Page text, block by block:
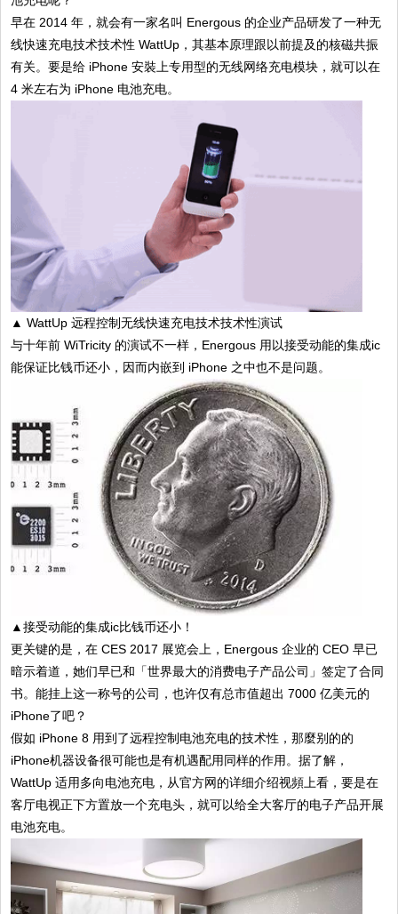
早在 2014 年，就会有一家名叫 Energous 的企业产品研发了一种无
线快速充电技术技术性 WattUp，其基本原理跟以前提及的核磁共振
有关。要是给 iPhone 安裝上专用型的无线网络充电模块，就可以在
4 米左右为 iPhone 电池充电。
▲ WattUp 远程控制无线快速充电技术技术性演试
与十年前 WiTricity 的演试不一样，Energous 用以接受动能的集成ic
能保证比钱币还小，因而内嵌到 iPhone 之中也不是问题。
▲接受动能的集成ic比钱币还小！
更关键的是，在 CES 2017 展览会上，Energous 企业的 CEO 早已
暗示着道，她们早已和「世界最大的消费电子产品公司」签定了合同
书。能挂上这一称号的公司，也许仅有总市值超出 7000 亿美元的
iPhone了吧？
假如 iPhone 8 用到了远程控制电池充电的技术性，那麼别的的
iPhone机器设备很可能也是有机遇配用同样的作用。据了解，
WattUp 适用多向电池充电，从官方网的详细介绍视頻上看，要是在
客厅电视正下方置放一个充电头，就可以给全大客厅的电子产品开展
电池充电。